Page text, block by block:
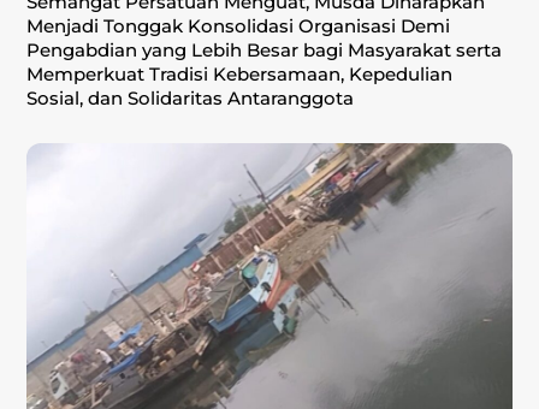
Menjadi Tonggak Konsolidasi Organisasi Demi
Pengabdian yang Lebih Besar bagi Masyarakat serta
Memperkuat Tradisi Kebersamaan, Kepedulian
Sosial, dan Solidaritas Antaranggota